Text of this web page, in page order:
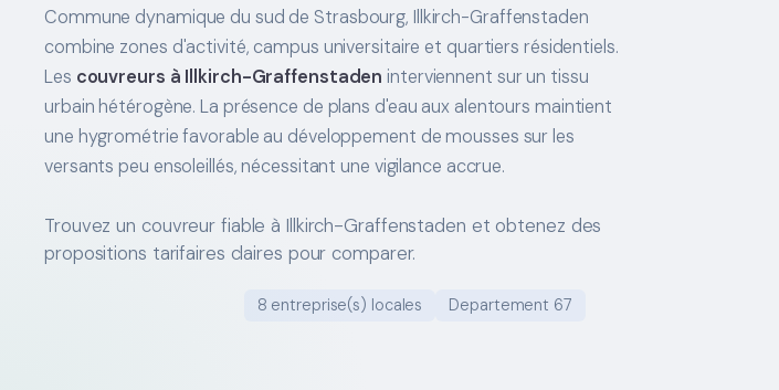
Commune dynamique du sud de Strasbourg, Illkirch-Graffenstaden
combine zones d'activité, campus universitaire et quartiers résidentiels.
Les couvreurs à Illkirch-Graffenstaden interviennent sur un tissu
urbain hétérogène. La présence de plans d'eau aux alentours maintient
une hygrométrie favorable au développement de mousses sur les
versants peu ensoleillés, nécessitant une vigilance accrue.
Trouvez un couvreur fiable à Illkirch-Graffenstaden et obtenez des
propositions tarifaires claires pour comparer.
8 entreprise(s) locales Departement 67